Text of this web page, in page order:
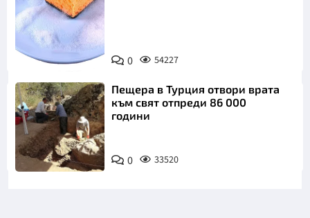
Снимка:
Пиксабей
0 54227
Пещера в Турция отвори врата
към свят отпреди 86 000
години
0 33520